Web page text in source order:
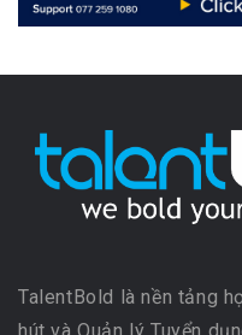
TalentBold là nền tảng
hút và Quản lý Tuyển